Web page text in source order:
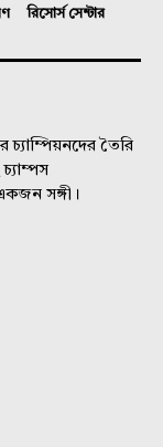
রিসোর্স সেন্টার
তৈরি
সঙ্গী।